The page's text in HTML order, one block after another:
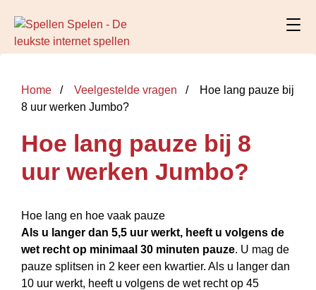
Home Veelgestelde vragen
Hoe lang pauze bij
8 uur werken Jumbo?
Hoe lang pauze bij 8
uur werken Jumbo?
Hoe lang en hoe vaak pauze
Als u langer dan 5,5 uur werkt, heeft u volgens de
wet recht op minimaal 30 minuten pauze. U mag de
pauze splitsen in 2 keer een kwartier. Als u langer dan
10 uur werkt, heeft u volgens de wet recht op 45